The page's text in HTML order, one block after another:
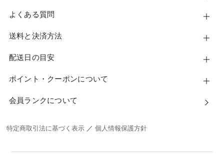
よくある質問
送料と決済方法
配送日の目安
ポイント・クーポンについて
会員ランクについて
特定商取引法に基づく表示 ／個人情報保護方針